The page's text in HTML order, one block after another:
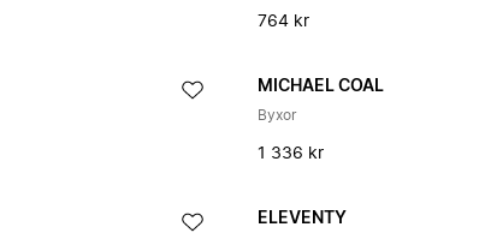
764 kr
MICHAEL COAL
Byxor
1 336 kr
ELEVENTY